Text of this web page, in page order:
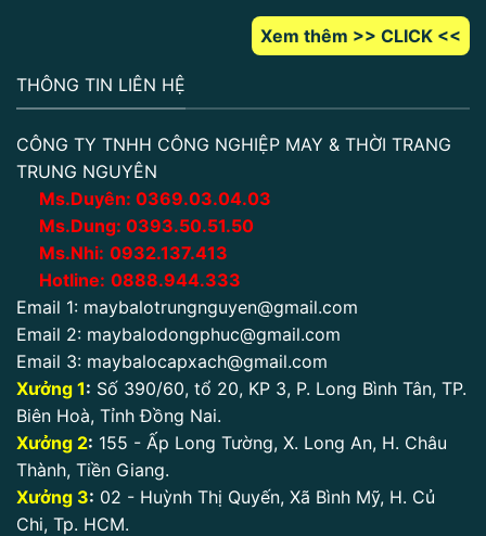
Xem thêm >> CLICK <<
THÔNG TIN LIÊN HỆ
CÔNG TY TNHH CÔNG NGHIỆP MAY & THỜI TRANG
TRUNG NGUYÊN
Ms.Duyên: 0369.03.04.03
Ms.Dung: 0393.50.51.50
Ms.Nhi: 0932.137.413
Hotline: 0888.944.333
Email 1: maybalotrungnguyen@gmail.com
Email 2: maybalodongphuc@gmail.com
Email 3: maybalocapxach@gmail.com
Xưởng 1: Số 390/60, tổ 20, KP 3, P. Long Bình Tân, TP.
Biên Hoà, Tỉnh Đồng Nai.
Xưởng 2: 155 - Ấp Long Tường, X. Long An, H. Châu
Thành, Tiền Giang.
Xưởng 3: 02 - Huỳnh Thị Quyến, Xã Bình Mỹ, H. Củ
Chi, Tp. HCM.